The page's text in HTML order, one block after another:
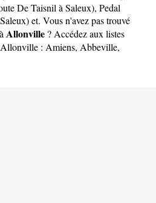
De Taisnil à Saleux), Pedal
et. Vous n'avez pas trouvé
Allonville ? Accédez aux listes
: Amiens, Abbeville,